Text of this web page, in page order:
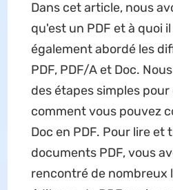
Dans cet article, nous
qu'est un PDF et à quoi
également abordé les
PDF, PDF/A et Doc.
des étapes simples
comment vous pouvez
Doc en PDF. Pour lire et
documents PDF, vous
rencontré de nombreux